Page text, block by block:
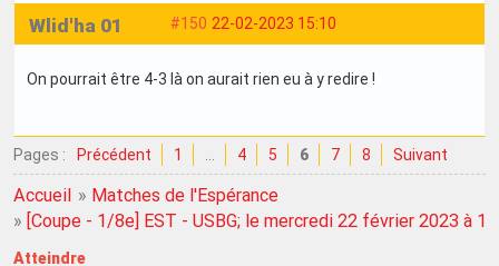
#150 22-02-2023 15:10
Wlid'ha 01
On pourrait être 4-3 là on aurait rien eu à y redire !
Pages : Précédent 1 4 5 6 7 8 Suivant
Accueil » Matches de l'Espérance
» [Coupe - 1/8e] EST - USBG; le mercredi 22 février 2023 à
Atteindre